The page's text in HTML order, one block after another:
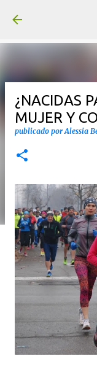
¿NACIDAS
MUJER Y
publicado porAlessia